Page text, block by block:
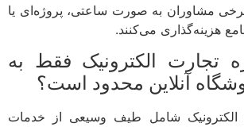
مشاوران به صورت ساعتی، پروژه‌ای یا
هزینه‌گذاری می‌کنند.
تجارت الکترونیک فقط به
آنلاین محدود است؟
الکترونیک شامل طیف وسیعی از خدمات